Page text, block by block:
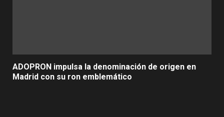
ADOPRON impulsa la denominación de origen en
Madrid con su ron emblemático